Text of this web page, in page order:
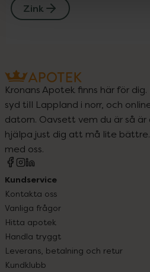
Zink
Kronans Apotek finns här för
syd till Lappland i norr, och
datorn. Oavsett vem du är så
hjälpa just dig att må lite
med oss.
Kundservice
Kontakta oss
Vanliga frågor
Hitta apotek
Handla tryggt
Leverans, betalning och retur
Kundklubb